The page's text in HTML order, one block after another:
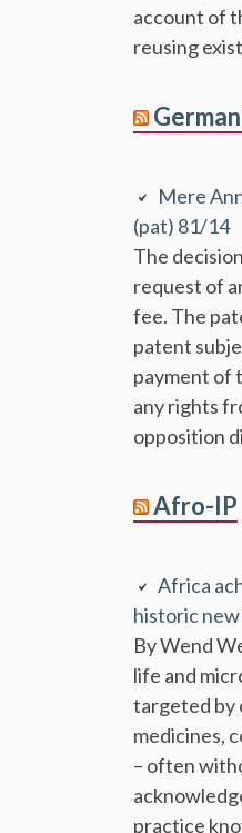
account of
reusing
Mere
(pat) 81/14
The
request of
fee. The
patent
payment of
any rights
opposition
Afro-IP
Africa
historic
By Wend
life and
targeted by
medicines,
– often
practice